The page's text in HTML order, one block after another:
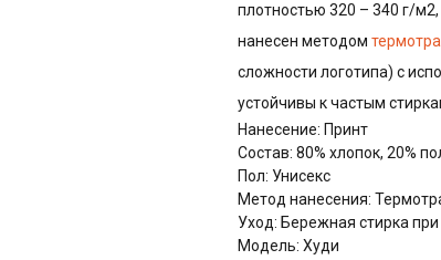
плотностью 320 – 340 г/
нанесен методом
сложности логотипа) с
устойчивы к частым
Нанесение: Принт
Состав: 80% хлопок, 20%
Пол: Унисекс
Метод нанесения:
Уход: Бережная стирка
Модель: Худи